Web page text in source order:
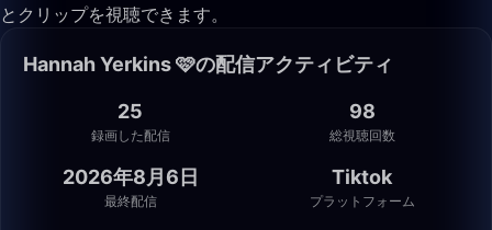
とクリップを視聴できます。
Hannah Yerkins 🩷の配信アクティビティ
25
録画した配信
98
総視聴回数
2026年8月6日
最終配信
Tiktok
プラットフォーム